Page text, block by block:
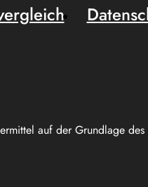
auf der Grundlage des